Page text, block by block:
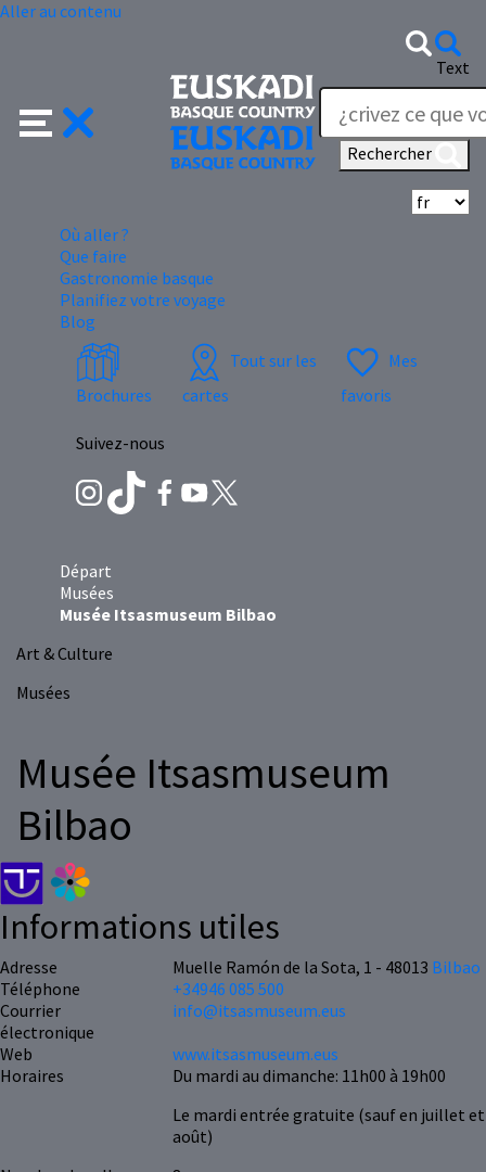
Aller au contenu
Text
Rechercher
Où aller ?
Que faire
Gastronomie basque
Planifiez votre voyage
Blog
Brochures
Tout sur les
cartes
Mes
favoris
Suivez-nous
Départ
Musées
Musée Itsasmuseum Bilbao
Art & Culture
Musées
Musée Itsasmuseum
Bilbao
Informations utiles
Adresse Muelle Ramón de la Sota, 1 - 48013 Bilbao
Téléphone
+34946 085 500
Courrier
électronique
info@itsasmuseum.eus
Web
www.itsasmuseum.eus
Horaires
Du mardi au dimanche: 11h00 à 19h00
Le mardi entrée gratuite (sauf en juillet et
août)